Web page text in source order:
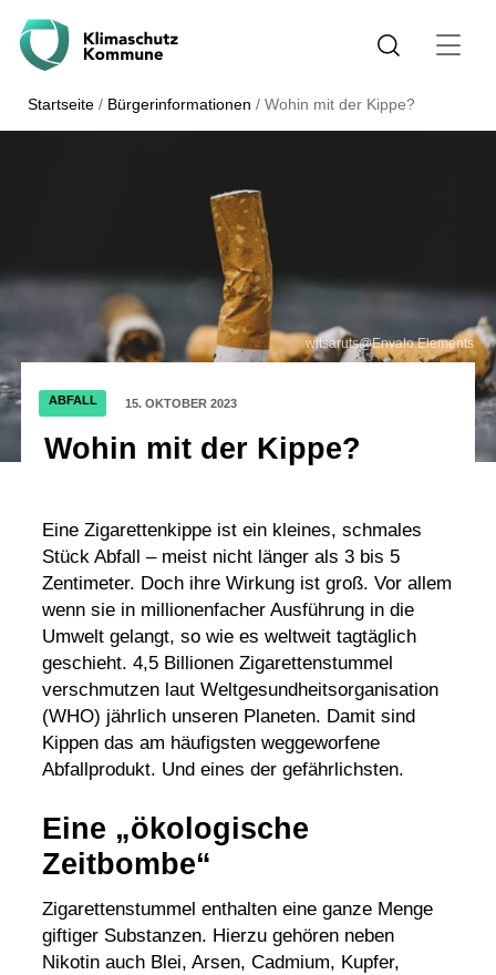
Startseite / Bürgerinformationen /Wohin mit der Kippe?
witsaruts@Envato.Elements
ABFALL 15. OKTOBER 2023
Wohin mit der Kippe?
Eine Zigarettenkippe ist ein kleines, schmales
Stück Abfall – meist nicht länger als 3 bis 5
Zentimeter. Doch ihre Wirkung ist groß. Vor allem
wenn sie in millionenfacher Ausführung in die
Umwelt gelangt, so wie es weltweit tagtäglich
geschieht. 4,5 Billionen Zigarettenstummel
verschmutzen laut Weltgesundheitsorganisation
(WHO) jährlich unseren Planeten. Damit sind
Kippen das am häufigsten weggeworfene
Abfallprodukt. Und eines der gefährlichsten.
Eine „ökologische
Zeitbombe“
Zigarettenstummel enthalten eine ganze Menge
giftiger Substanzen. Hierzu gehören neben
Nikotin auch Blei, Arsen, Cadmium, Kupfer,